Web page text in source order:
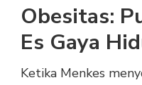
Obesitas:
Es Gaya
Ketika Menkes